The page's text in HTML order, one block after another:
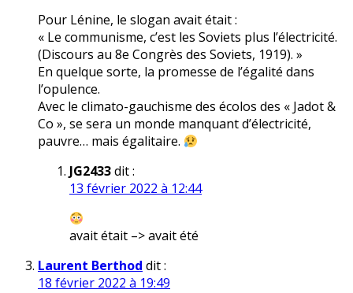
Pour Lénine, le slogan avait était :
« Le communisme, c’est les Soviets plus l’électricité.
(Discours au 8e Congrès des Soviets, 1919). »
En quelque sorte, la promesse de l’égalité dans
l’opulence.
Avec le climato-gauchisme des écolos des « Jadot &
Co », se sera un monde manquant d’électricité,
pauvre… mais égalitaire.
JG2433dit :
13 février 2022 à 12:44
avait était –> avait été
Laurent Berthod dit :
18 février 2022 à 19:49